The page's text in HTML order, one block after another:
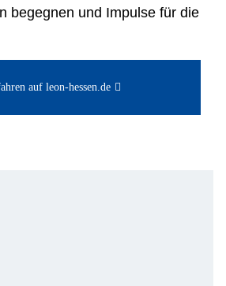
begegnen und Impulse für die
auf leon-hessen.de